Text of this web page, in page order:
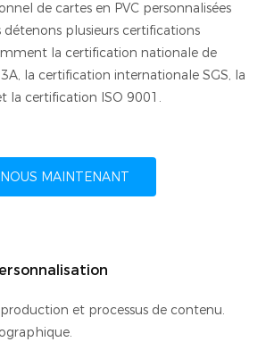
de cartes en PVC personnalisées
détenons plusieurs certifications
la certification nationale de
la certification internationale SGS, la
la certification ISO 9001.
MAINTENANT
et processus de contenu.